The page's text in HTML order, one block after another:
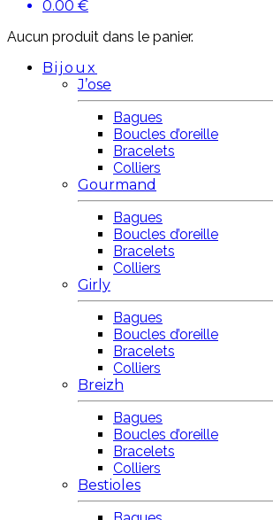
0.00 €
Aucun produit dans le panier.
Bijoux
J’ose
Bagues
Boucles d’oreille
Bracelets
Colliers
Gourmand
Bagues
Boucles d’oreille
Bracelets
Colliers
Girly
Bagues
Boucles d’oreille
Bracelets
Colliers
Breizh
Bagues
Boucles d’oreille
Bracelets
Colliers
Bestioles